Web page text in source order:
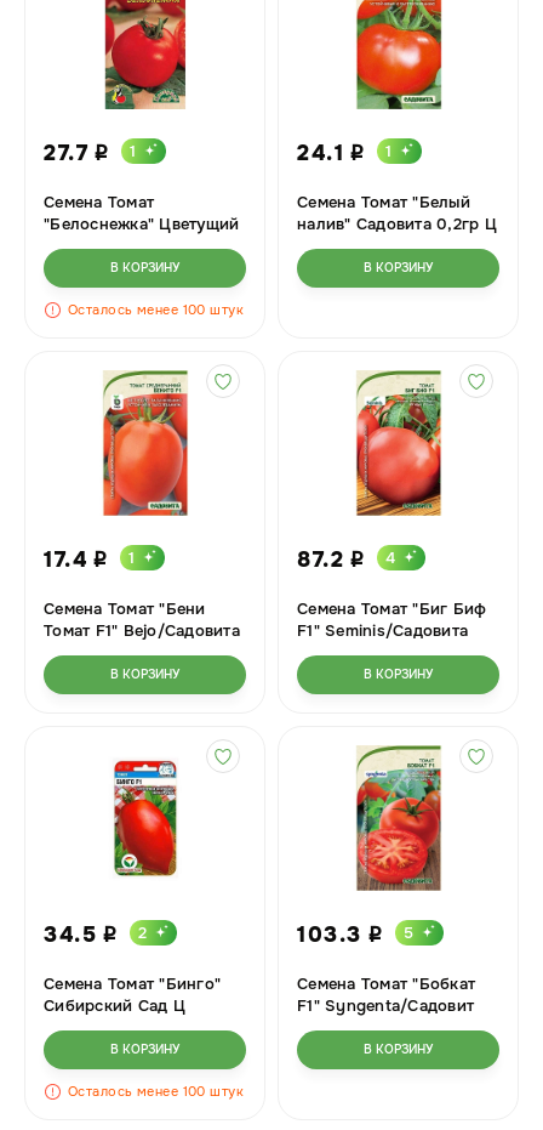
27.7 i 1
Семена Томат
"Белоснежка" Цветущий
сад Ц
В КОРЗИНУ
Осталось менее 100 штук
24.1 i 1
Семена Томат "Белый
налив" Садовита 0,2гр Ц
В КОРЗИНУ
17.4 i 1
Семена Томат "Бени
Томат F1" Bejo/Садовита
5шт Ц
В КОРЗИНУ
87.2 i 4
Семена Томат "Биг Биф
F1" Seminis/Садовита
5шт Ц
В КОРЗИНУ
34.5 i 2
Семена Томат "Бинго"
Сибирский Сад Ц
В КОРЗИНУ
Осталось менее 100 штук
103.3 i 5
Семена Томат "Бобкат
F1" Syngenta/Садовит
10шт Ц
В КОРЗИНУ